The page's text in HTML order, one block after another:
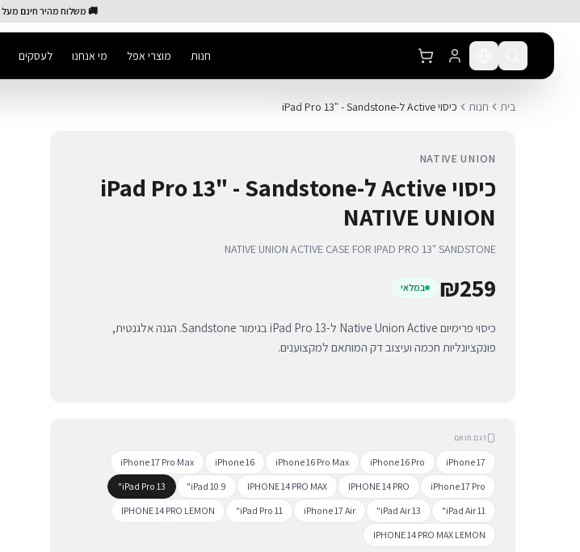
🚚 משלוח מהיר חינם מעל ₪300
חנות מוצרי אפל מי אנחנו לעסקים
בית חנות כיסוי Active ל-iPad Pro 13" - Sandstone
NATIVE UNION
כיסוי Active ל-iPad Pro 13" - Sandstone
NATIVE UNION
NATIVE UNION ACTIVE CASE FOR IPAD PRO 13" SANDSTONE
₪259 במלאי
כיסוי פרימיום Native Union Active ל-iPad Pro 13 בגימור Sandstone. הגנה אלגנטית,
פונקציונליות חכמה ועיצוב דק המותאם למקצוענים.
דגם תואם
iPhone 17
iPhone 16 Pro
iPhone 16 Pro Max
iPhone 16
iPhone 17 Pro Max
iPhone 17 Pro
IPHONE 14 PRO
IPHONE 14 PRO MAX
iPad 10.9"
iPad Pro 13"
iPad Air 11"
iPad Air 13"
iPhone 17 Air
iPad Pro 11"
IPHONE 14 PRO LEMON
IPHONE 14 PRO MAX LEMON